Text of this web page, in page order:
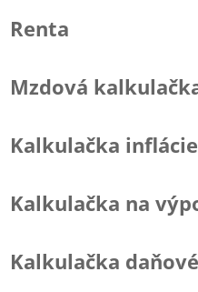
Renta
Mzdová
Kalkulačka inflácie
Kalkulačka na
Kalkulačka